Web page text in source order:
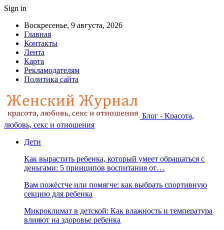
Sign in
Воскресенье, 9 августа, 2026
Главная
Контакты
Лента
Карта
Рекламодателям
Политика сайта
Блог - Красота,
любовь, секс и отношения
Дети
Как вырастить ребенка, который умеет обращаться с
деньгами: 5 принципов воспитания от…
Вам пожёстче или помягче: как выбрать спортивную
секцию для ребенка
Микроклимат в детской: Как влажность и температура
влияют на здоровье ребенка